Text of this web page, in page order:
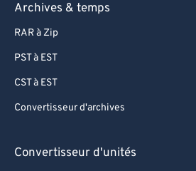
Archives & temps
RAR à Zip
PST à EST
CST à EST
Convertisseur d'archives
Convertisseur d'unités